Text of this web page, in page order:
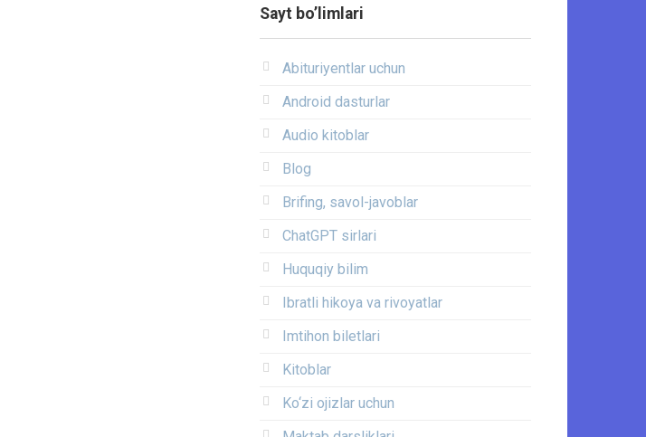
Sayt bo’limlari
Abituriyentlar uchun
Android dasturlar
Audio kitoblar
Blog
Brifing, savol-javoblar
ChatGPT sirlari
Huquqiy bilim
Ibratli hikoya va rivoyatlar
Imtihon biletlari
Kitoblar
Ko‘zi ojizlar uchun